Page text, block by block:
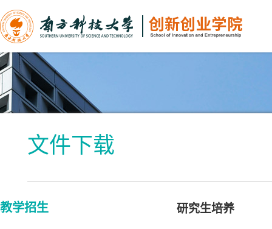
文件下载
教学招生 研究生培养